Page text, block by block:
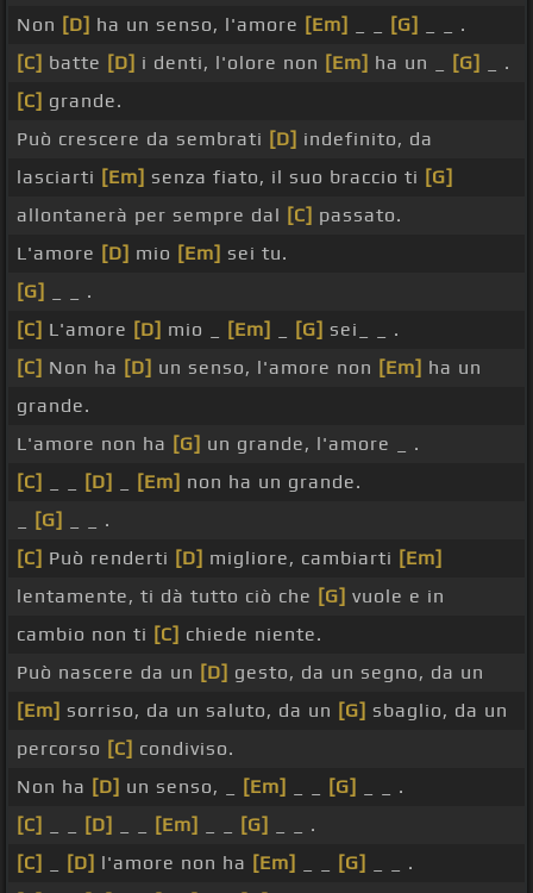
Non [D] ha un senso, l'amore [Em] [G]
_ _ .
[C] batte [D] i denti, l'olore non [Em] ha un _ [G]
_ .
[C] grande.
Può crescere da sembrati [D] indefinito, da
lasciarti [Em] senza fiato, il suo braccio ti [G]
allontanerà per sempre dal [C] passato.
L'amore [D] mio [Em] sei tu.
[G]
_ _ .
[C] L'amore [D] mio _ [Em] [G] sei_ _ .
[C] Non ha [D] un senso, l'amore non [Em] ha un
grande.
L'amore non ha [G] un grande, l'amore _ .
[C]
[D] [Em] non ha un grande.
[G]
_ _ .
[C] Può renderti [D] migliore, cambiarti [Em]
lentamente, ti dà tutto ciò che [G] vuole e in
cambio non ti [C] chiede niente.
Può nascere da un [D] gesto, da un segno, da un
[Em] sorriso, da un saluto, da un [G] sbaglio, da un
percorso [C] condiviso.
Non ha [D] un senso, _ [Em] [G]
_ _ .
[C]
[D] [Em] [G]
_ _ .
[C]
[D] l'amore non ha [Em] [G]
_ _ .